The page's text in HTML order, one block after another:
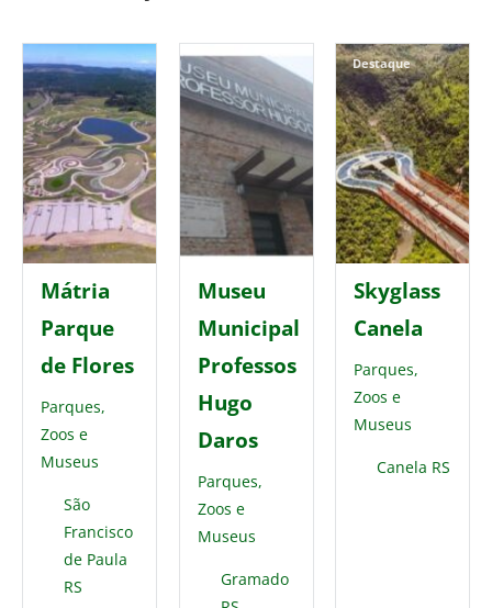
Mátria
Parque
de Flores
Parques,
Zoos e
Museus
São
Francisco
de Paula
RS
Museu
Municipal
Professos
Hugo
Daros
Parques,
Zoos e
Museus
Gramado
Skyglass
Canela
Parques,
Zoos e
Museus
Canela RS
Destaque